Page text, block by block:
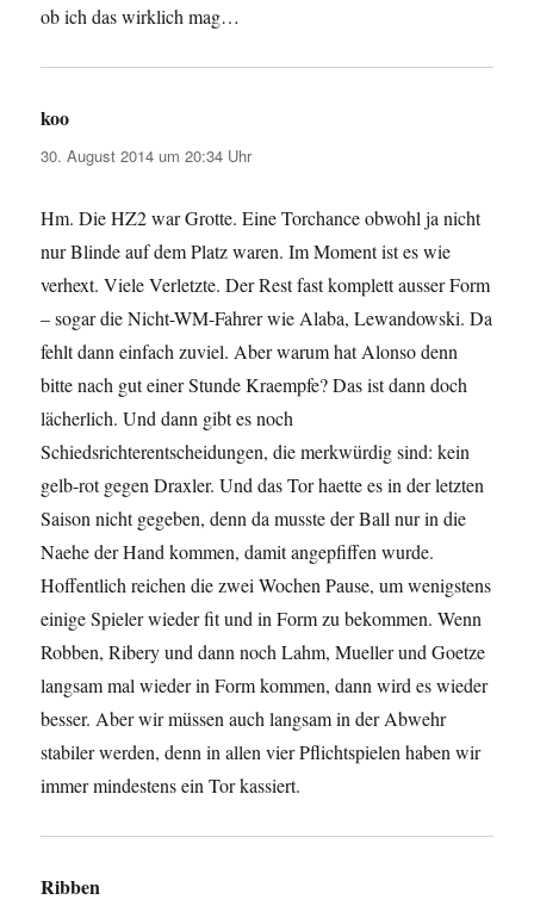
ob ich das wirklich mag…
koo
30. August 2014 um 20:34 Uhr
Hm. Die HZ2 war Grotte. Eine Torchance obwohl ja nicht
nur Blinde auf dem Platz waren. Im Moment ist es wie
verhext. Viele Verletzte. Der Rest fast komplett ausser Form
– sogar die Nicht-WM-Fahrer wie Alaba, Lewandowski. Da
fehlt dann einfach zuviel. Aber warum hat Alonso denn
bitte nach gut einer Stunde Kraempfe? Das ist dann doch
lächerlich. Und dann gibt es noch
Schiedsrichterentscheidungen, die merkwürdig sind: kein
gelb-rot gegen Draxler. Und das Tor haette es in der letzten
Saison nicht gegeben, denn da musste der Ball nur in die
Naehe der Hand kommen, damit angepfiffen wurde.
Hoffentlich reichen die zwei Wochen Pause, um wenigstens
einige Spieler wieder fit und in Form zu bekommen. Wenn
Robben, Ribery und dann noch Lahm, Mueller und Goetze
langsam mal wieder in Form kommen, dann wird es wieder
besser. Aber wir müssen auch langsam in der Abwehr
stabiler werden, denn in allen vier Pflichtspielen haben wir
immer mindestens ein Tor kassiert.
Ribben